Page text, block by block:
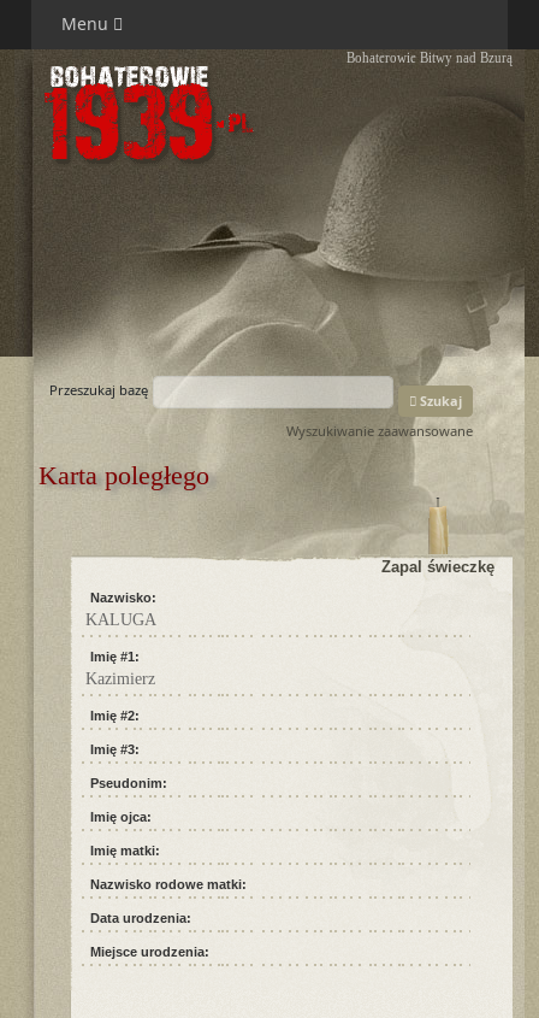
Menu
Bohaterowie Bitwy nad Bzurą
Przeszukaj bazę
Szukaj
Wyszukiwanie zaawansowane
Karta poległego
Zapal świeczkę
Nazwisko:
KALUGA
Imię #1:
Kazimierz
Imię #2:
Imię #3:
Pseudonim:
Imię ojca:
Imię matki:
Nazwisko rodowe matki:
Data urodzenia:
Miejsce urodzenia: